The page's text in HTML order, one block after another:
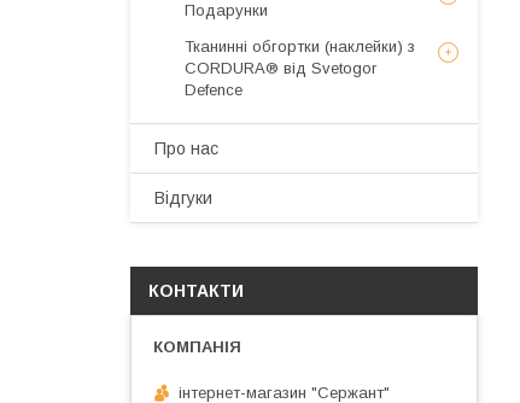
Подарунки
Тканинні обгортки (наклейки) з
CORDURA® від Svetogor
Defence
Про нас
Відгуки
КОНТАКТИ
інтернет-магазин "Сержант"